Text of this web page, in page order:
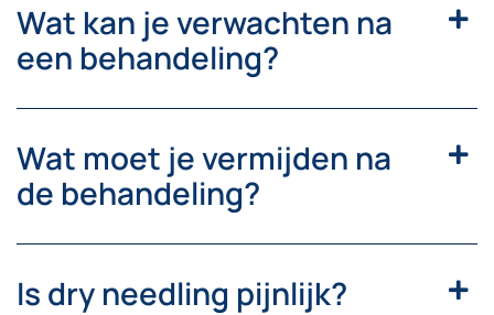
Wat kan je verwachten na
een behandeling?
Wat moet je vermijden na
de behandeling?
Is dry needling pijnlijk?